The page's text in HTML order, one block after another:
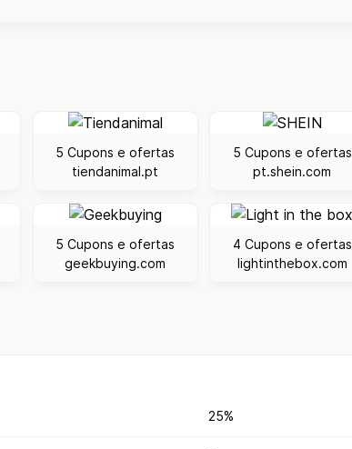
5 Cupons e ofertas
tiendanimal.pt
5 Cupons e ofertas
pt.shein.com
5 Cupons e ofertas
geekbuying.com
4 Cupons e ofertas
lightinthebox.com
25%